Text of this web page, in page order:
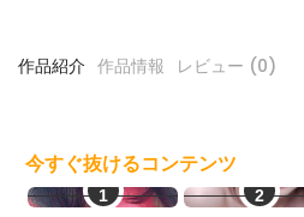
作品紹介 作品情報 レビュー (0)
今すぐ抜けるコンテンツ
即会い即ハメ 素人オナニー